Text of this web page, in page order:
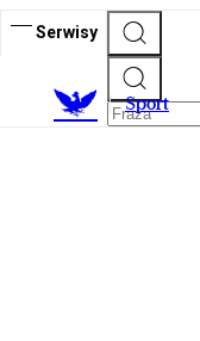
Serwisy
Sport